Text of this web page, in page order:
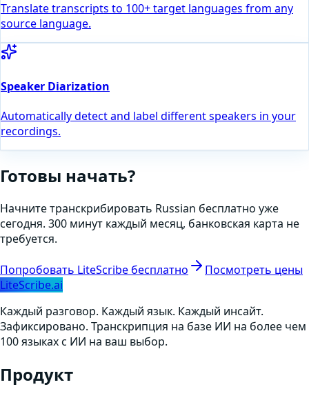
Translate transcripts to 100+ target languages from any
source language.
Speaker Diarization
Automatically detect and label different speakers in your
recordings.
Готовы начать?
Начните транскрибировать Russian бесплатно уже
сегодня. 300 минут каждый месяц, банковская карта не
требуется.
Попробовать LiteScribe бесплатно
Посмотреть цены
LiteScribe.ai
Каждый разговор. Каждый язык. Каждый инсайт.
Зафиксировано. Транскрипция на базе ИИ на более чем
100 языках с ИИ на ваш выбор.
Продукт